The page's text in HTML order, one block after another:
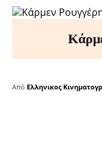
Από Ελληνικος